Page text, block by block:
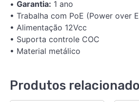
• Garantia: 1 ano
• Trabalha com PoE (Power over
• Alimentação 12Vcc
• Suporta controle COC
• Material metálico
Produtos